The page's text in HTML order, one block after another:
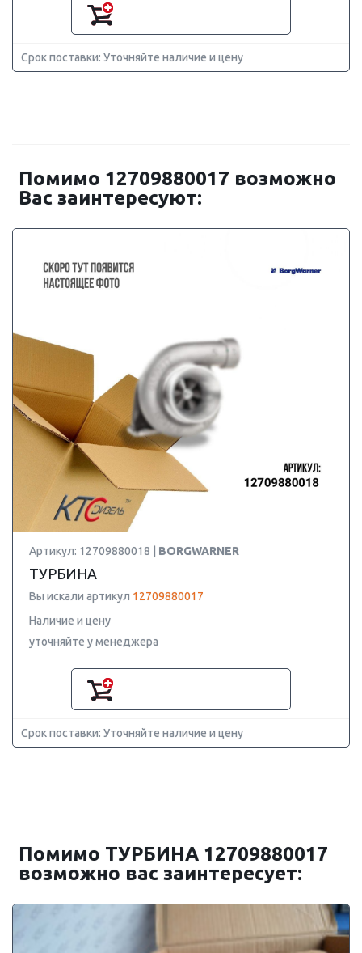
Срок поставки: Уточняйте наличие и цену
Помимо 12709880017 возможно
Вас заинтересуют:
Артикул: 12709880018 | BORGWARNER
ТУРБИНА
Вы искали артикул 12709880017
Наличие и цену
уточняйте у менеджера
Срок поставки: Уточняйте наличие и цену
Помимо ТУРБИНА 12709880017
возможно вас заинтересует: